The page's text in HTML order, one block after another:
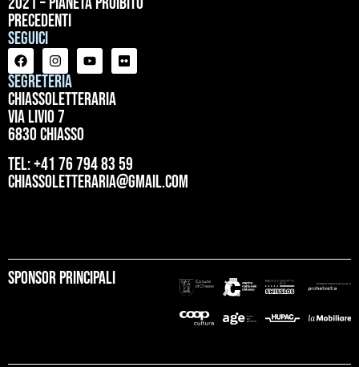
precedenti
Seguici
Segreteria
ChiassoLetteraria
Via Livio 7
6830 Chiasso
tel: +41 76 794 83 59
chiassoletteraria@gmail.com
Sponsor principali